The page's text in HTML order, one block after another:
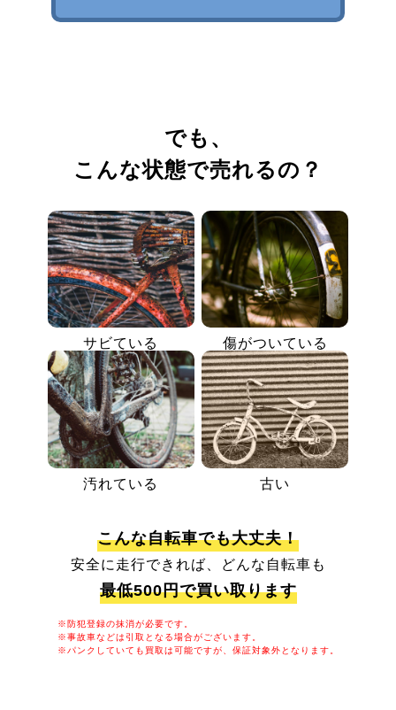
でも、
こんな状態で売れるの？
サビている 傷がついている
汚れている 古い
こんな自転車でも大丈夫！
安全に走行できれば、どんな自転車も
最低500円で買い取ります
※防犯登録の抹消が必要です。
※事故車などは引取となる場合がございます。
※パンクしていても買取は可能ですが、保証対象外となります。